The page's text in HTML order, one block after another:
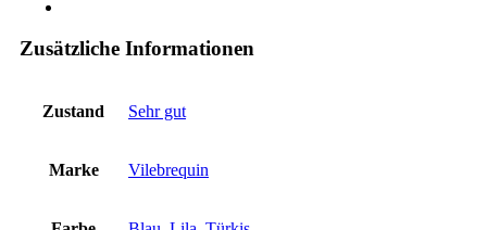
Zusätzliche Informationen
Zustand Sehr gut
Marke Vilebrequin